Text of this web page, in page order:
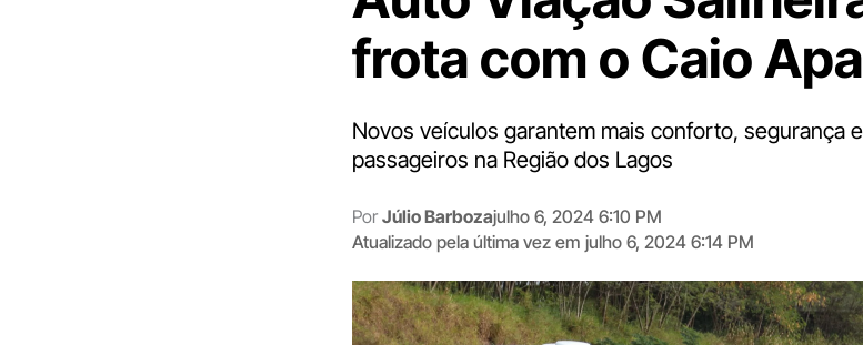
frota com o Caio
Novos veículos garantem mais conforto, segurança
passageiros na Região dos Lagos
Por Júlio Barbozajulho 6, 2024 6:10 PM
Atualizado pela última vez em julho 6, 2024 6:14 PM